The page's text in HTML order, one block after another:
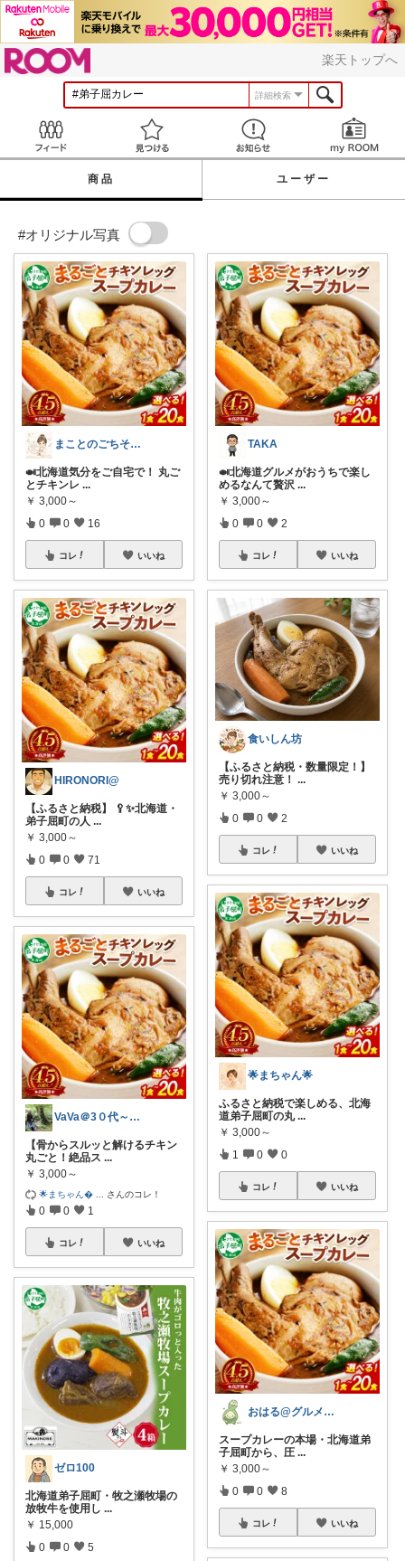
楽天トップへ
詳細検索
見つける お知らせ
商品 ユーザー
#オリジナル写真
まことのごちそうセレクト
🍛北海道気分をご自宅で！ 丸ご
とチキンレ ...
￥ 3,000～
0 0 16
コレ いいね
HIRONORI@
【ふるさと納税】 🥄✨北海道・
弟子屈町の人 ...
￥ 3,000～
0 0 71
コレ いいね
VaVa＠3０代～初めての都内暮らし
【骨からスルッと解けるチキン
丸ごと！絶品ス ...
￥ 3,000～
🌟まちゃん さんのコレ！
0 0 1
コレ いいね
ゼロ100
北海道弟子屈町・牧之瀬牧場の
放牧牛を使用し ...
￥ 15,000
0 0 5
TAKA
🍛北海道グルメがおうちで楽し
めるなんて贅沢 ...
￥ 3,000～
0 0 2
コレ いいね
食いしん坊
【ふるさと納税・数量限定！】
売り切れ注意！ ...
￥ 3,000～
0 0 2
コレ いいね
🌟まちゃん🌟
ふるさと納税で楽しめる、北海
道弟子屈町の丸 ...
￥ 3,000～
1 0 0
コレ いいね
おはる@グルメ番長
スープカレーの本場・北海道弟
子屈町から、圧 ...
￥ 3,000～
0 0 8
コレ いいね